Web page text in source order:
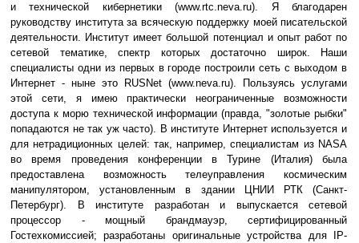
и технической кибернетики (www.rtc.neva.ru). Я благодарен
руководству института за всяческую поддержку моей писательской
деятельности. Институт имеет большой потенциал и опыт работ по
сетевой тематике, спектр которых достаточно широк. Наши
специалисты одни из первых в городе построили сеть с выходом в
Интернет - ныне это RUSNet (www.neva.ru). Пользуясь услугами
этой сети, я имею практически неограниченные возможности
доступа к морю технической информации (правда, "золотые рыбки"
попадаются не так уж часто). В институте Интернет используется и
для нетрадиционных целей: так, например, специалистам из NASA
во время проведения конференции в Турине (Италия) была
предоставлена возможность телеуправления космическим
манипулятором, установленным в здании ЦНИИ РТК (Санкт-
Петербург). В институте разработан и выпускается сетевой
процессор - мощный брандмауэр, сертифицированный
Гостехкомиссией; разработаны оригинальные устройства для IP-